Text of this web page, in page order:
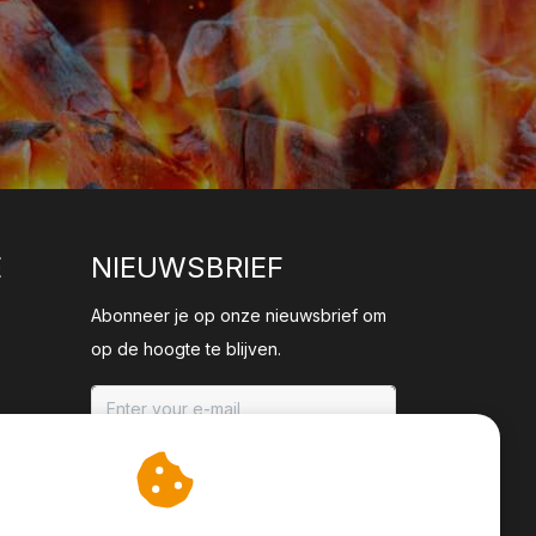
NIEUWSBRIEF
Abonneer je op onze nieuwsbrief om
op de hoogte te blijven.
ABONNEER